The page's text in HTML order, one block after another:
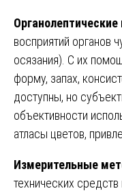
восприятий органов
осязания). С их
форму, запах,
доступны, но
объективности
атласы цветов,
Измерительные
технических